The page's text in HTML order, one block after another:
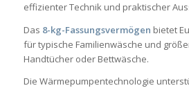
effizienter Technik und praktischer
Das 8-kg-Fassungsvermögen bietet
für typische Familienwäsche und
Handtücher oder Bettwäsche.
Die Wärmepumpentechnologie